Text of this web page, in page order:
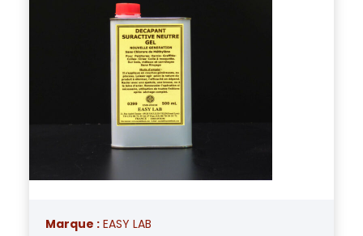
Marque : EASY LAB